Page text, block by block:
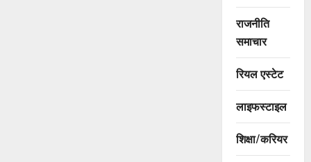
राजनीति
समाचार
रियल एस्टेट
लाइफस्टाइल
शिक्षा/करियर